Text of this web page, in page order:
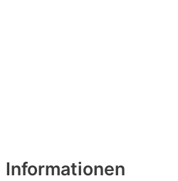
Informationen